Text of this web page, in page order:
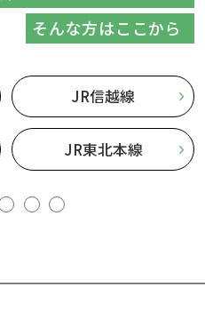
そんな方はここから
JR信越線
JR東北本線